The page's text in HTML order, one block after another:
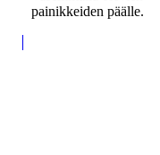
painikkeiden päälle.